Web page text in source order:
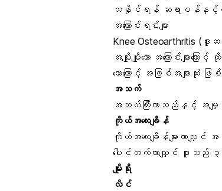
သနိုင်ရန် ဆရာဝန်နှ
အကြောင်းရင်းများ
Knee Osteoarthritis (ဒူ
အမျိုးမျိုးသော အကြောင်းမျ
သောကြောင့် အဖြစ်အများဆုံး ဖြစ်
အသက်
အသက်ကြီးလာသည်နှင့် အမျှ အ
ကိုယ်အလေးချိန်
ကိုယ်အလေးချိန်များလာလ
ပေါင်တက်လာလျှင် ဒူးသည်
မျိုးရိုး
လိင်